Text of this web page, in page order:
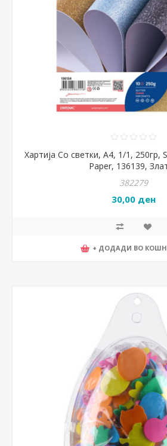
Хартија Со светки, А4, 1/1, 250гр,
Paper, 136139,
382279
30,00 ден
+ ДОДАДИ ВО